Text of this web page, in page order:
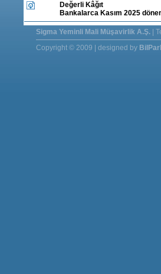
Değerli Kâğıt
Bankalarca Kasım 2025
Sigma Yeminli Mali Müşavirlik A.Ş. |
Copyright © 2009 | designed by